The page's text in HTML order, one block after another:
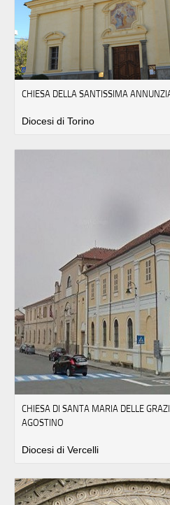
CHIESA DELLA SANTISSIMA
Diocesi di Torino
CHIESA DI SANTA MARIA DELLE
AGOSTINO
Diocesi di Vercelli